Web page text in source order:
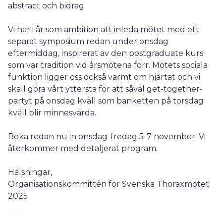
abstract och bidrag.
Vi har i år som ambition att inleda mötet med ett
separat symposium redan under onsdag
eftermiddag, inspirerat av den postgraduate kurs
som var tradition vid årsmötena förr. Mötets sociala
funktion ligger oss också varmt om hjärtat och vi
skall göra vårt yttersta för att såväl get-together-
partyt på onsdag kväll som banketten på torsdag
kväll blir minnesvärda.
Boka redan nu in onsdag-fredag 5-7 november. Vi
återkommer med detaljerat program.
Hälsningar,
Organisationskommittén för Svenska Thoraxmötet
2025